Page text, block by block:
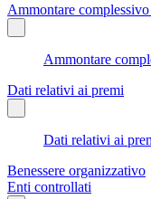
Ammontare
Ammontare
Dati relativi ai premi
Dati relativi ai
Benessere organizzativo
Enti controllati